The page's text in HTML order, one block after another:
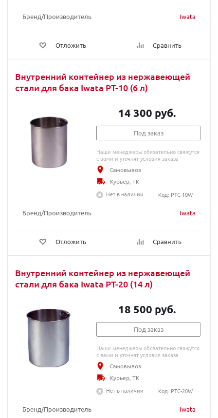
Бренд/Производитель Iwata
Отложить Сравнить
Внутренний контейнер из нержавеющей
стали для бака Iwata PT-10 (6 л)
Бренд/Производитель Iwata
Отложить Сравнить
14 300 руб.
Под заказ
Наши менеджеры обязательно свяжутся
с вами и уточнят условия заказа
Самовывоз
Курьер, ТК
Нет в наличии
Код: PTC-10W
Внутренний контейнер из нержавеющей
стали для бака Iwata PT-20 (14 л)
Бренд/Производитель Iwata
18 500 руб.
Под заказ
Наши менеджеры обязательно свяжутся
с вами и уточнят условия заказа
Самовывоз
Курьер, ТК
Нет в наличии
Код: PTC-20W